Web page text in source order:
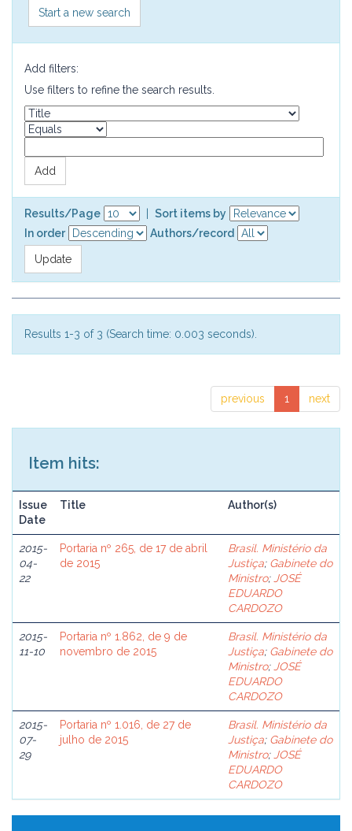
Start a new search
Add filters:
Use filters to refine the search results.
Results/Page
Sort items by
In order
Authors/record
Results 1-3 of 3 (Search time: 0.003 seconds).
previous 1 next
Item hits:
Issue
Date
Title Author(s)
2015-
04-
22
Portaria nº 265, de 17 de abril
de 2015
Brasil. Ministério da
Justiça; Gabinete do
Ministro; JOSÉ
EDUARDO
CARDOZO
2015-
11-10
Portaria nº 1.862, de 9 de
novembro de 2015
Brasil. Ministério da
Justiça; Gabinete do
Ministro; JOSÉ
EDUARDO
CARDOZO
2015-
07-
29
Portaria nº 1.016, de 27 de
julho de 2015
Brasil. Ministério da
Justiça; Gabinete do
Ministro; JOSÉ
EDUARDO
CARDOZO